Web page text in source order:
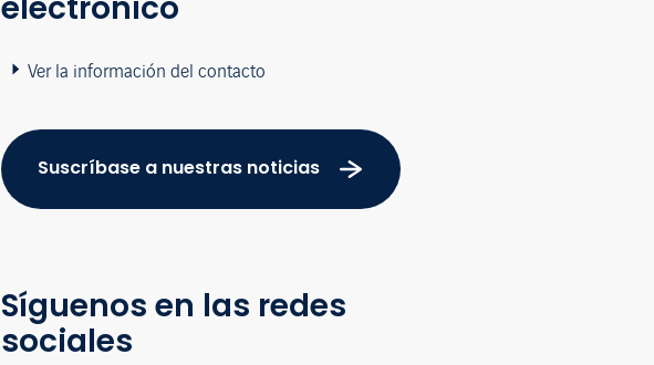
electrónico
Ver la información del contacto
Suscríbase a nuestras noticias
Síguenos en las redes
sociales